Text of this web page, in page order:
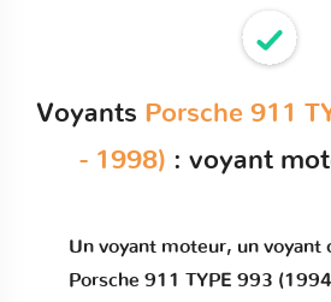
Voyants Porsche 911
- 1998) : voyant
Un voyant moteur, un voyant
Porsche 911 TYPE 993